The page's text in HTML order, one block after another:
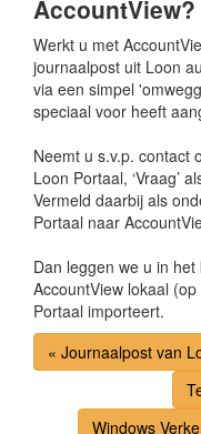
AccountView?
Werkt u met
journaalpost uit Loon
via een simpel
speciaal voor heeft
Neemt u s.v.p. contact
Loon Portaal, ‘Vraag’
Vermeld daarbij als
Portaal naar
Dan leggen we u in
AccountView lokaal
Portaal importeert.
« Journaalpost van
Windows